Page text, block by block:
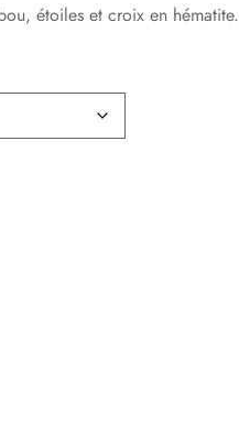
étoiles et croix en hématite.